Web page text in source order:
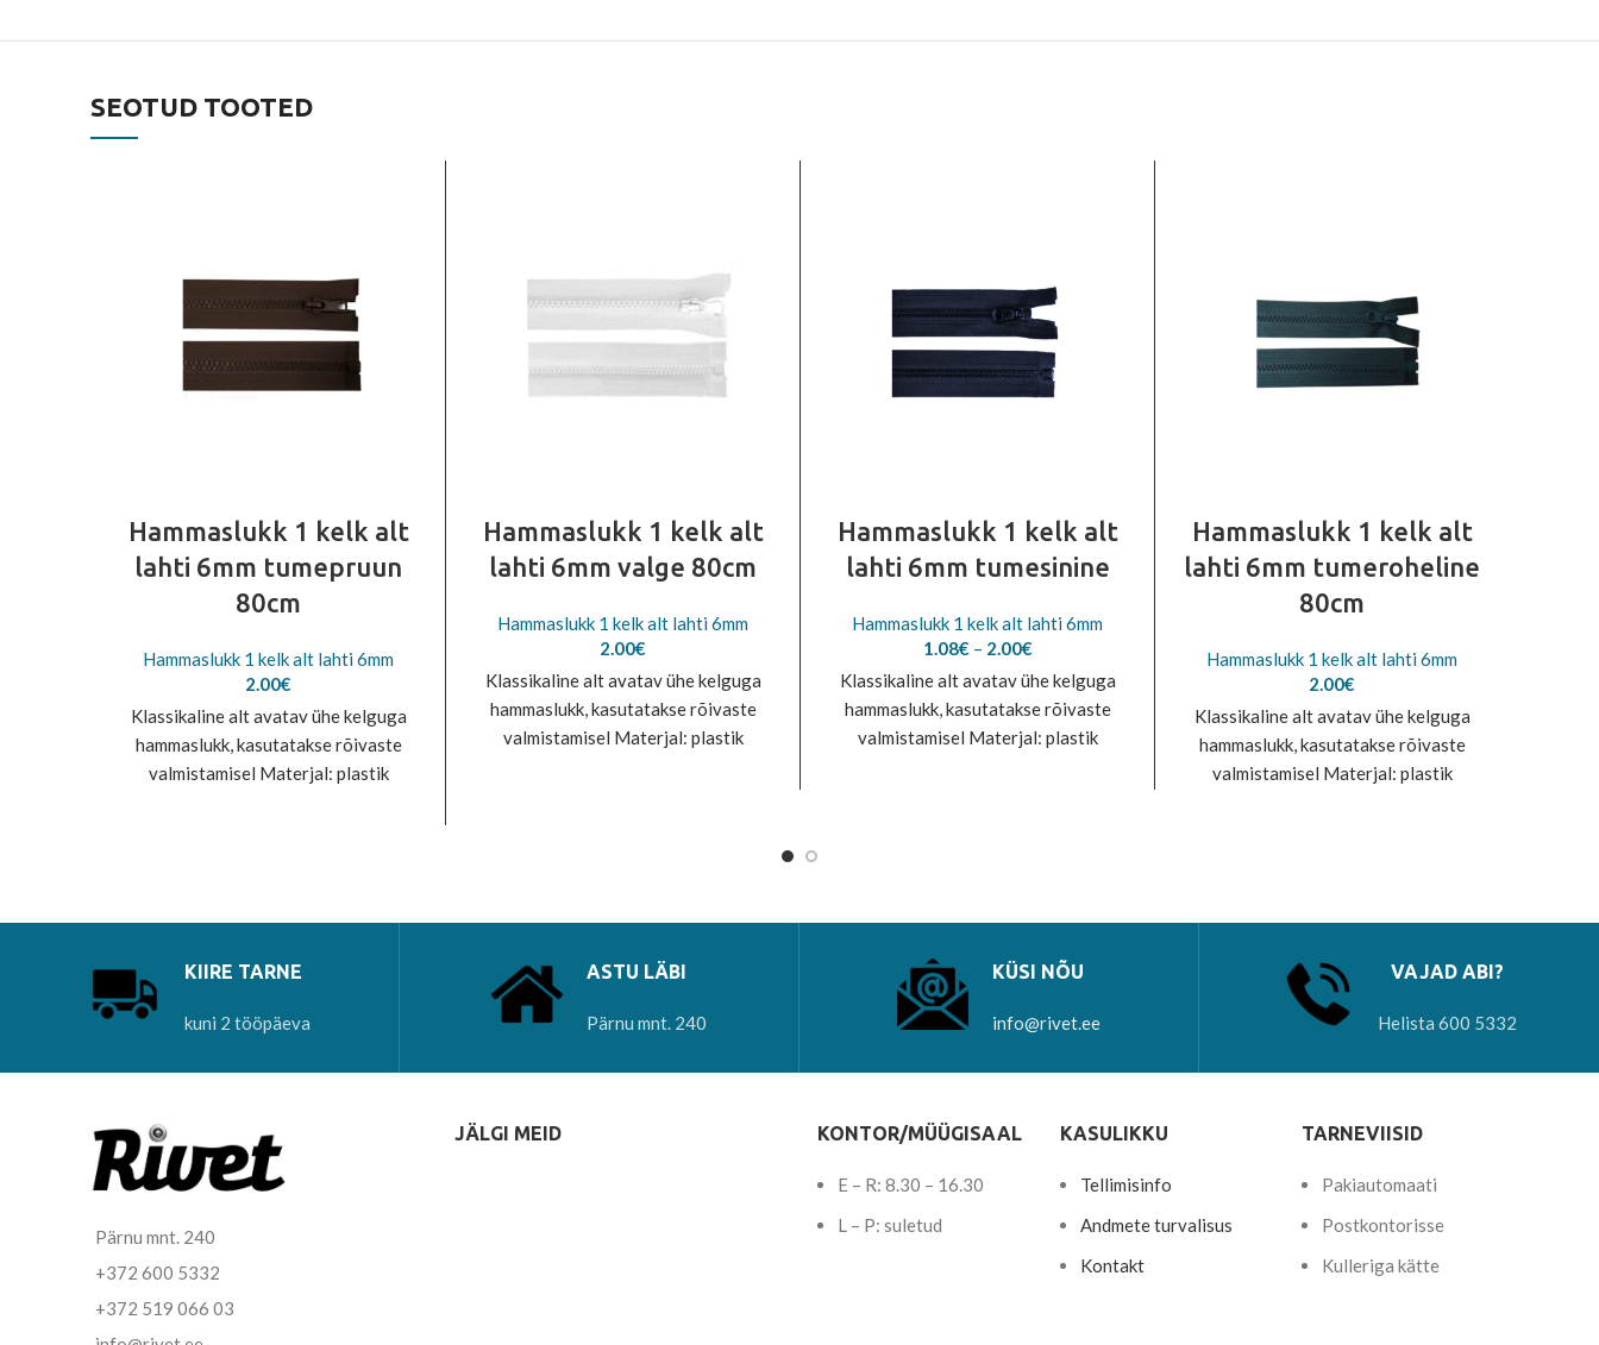
SEOTUD TOOTED
Hammaslukk 1 kelk alt
lahti 6mm tumepruun
80cm
Hammaslukk 1 kelk alt lahti 6mm
2.00€
Klassikaline alt avatav ühe kelguga
hammaslukk, kasutatakse rõivaste
valmistamisel Materjal: plastik
Hammaslukk 1 kelk alt
lahti 6mm valge 80cm
Hammaslukk 1 kelk alt lahti 6mm
2.00€
Klassikaline alt avatav ühe kelguga
hammaslukk, kasutatakse rõivaste
valmistamisel Materjal: plastik
Hammaslukk 1 kelk alt
lahti 6mm tumesinine
Hammaslukk 1 kelk alt lahti 6mm
1.08€ – 2.00€Price
range:
1.08€
through
2.00€
Klassikaline alt avatav ühe kelguga
hammaslukk, kasutatakse rõivaste
valmistamisel Materjal: plastik
Hammaslukk 1 kelk alt
lahti 6mm tumeroheline
80cm
Hammaslukk 1 kelk alt lahti 6mm
2.00€
Klassikaline alt avatav ühe kelguga
hammaslukk, kasutatakse rõivaste
valmistamisel Materjal: plastik
KIIRE TARNE
kuni 2 tööpäeva
ASTU LÄBI
Pärnu mnt. 240
KÜSI NÕU
info@rivet.ee
VAJAD ABI?
Helista 600 5332
Pärnu mnt. 240
+372 600 5332
+372 519 066 03
JÄLGI MEID KONTOR/MÜÜGISAAL
E – R: 8.30 – 16.30
L – P: suletud
KASULIKKU
Tellimisinfo
Andmete turvalisus
Kontakt
TARNEVIISID
Pakiautomaati
Postkontorisse
Kulleriga kätte